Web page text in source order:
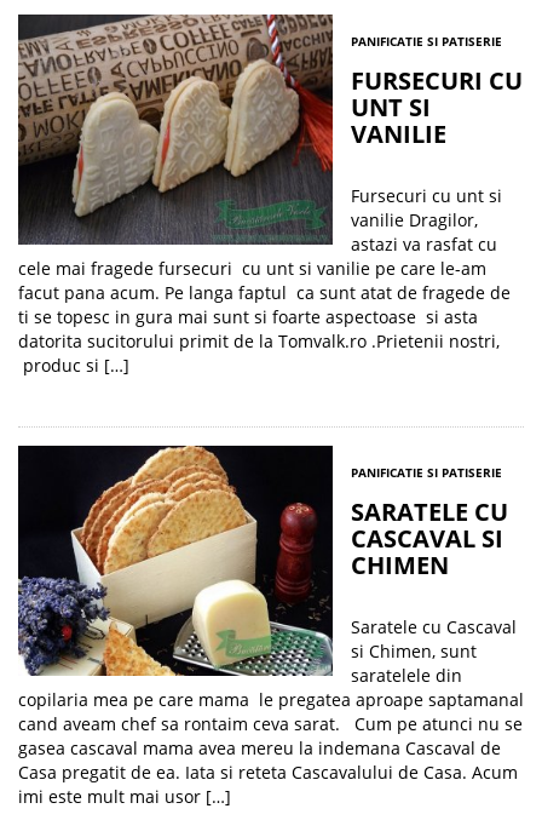
PANIFICATIE SI PATISERIE
FURSECURI CU
UNT SI
VANILIE
Fursecuri cu unt si
vanilie Dragilor,
astazi va rasfat cu
cele mai fragede fursecuri cu unt si vanilie pe care le-am
facut pana acum. Pe langa faptul ca sunt atat de fragede de
ti se topesc in gura mai sunt si foarte aspectoase si asta
datorita sucitorului primit de la Tomvalk.ro .Prietenii nostri,
produc si […]
PANIFICATIE SI PATISERIE
SARATELE CU
CASCAVAL SI
CHIMEN
Saratele cu Cascaval
si Chimen, sunt
saratelele din
copilaria mea pe care mama le pregatea aproape saptamanal
cand aveam chef sa rontaim ceva sarat. Cum pe atunci nu se
gasea cascaval mama avea mereu la indemana Cascaval de
Casa pregatit de ea. Iata si reteta Cascavalului de Casa. Acum
imi este mult mai usor […]